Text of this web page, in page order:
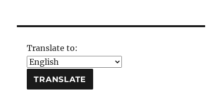
Translate to: